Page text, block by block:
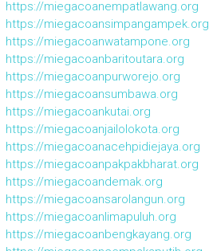
https://miegacoanempatlawang.org
https://miegacoansimpangampek.org
https://miegacoanwatampone.org
https://miegacoanbaritoutara.org
https://miegacoanpurworejo.org
https://miegacoansumbawa.org
https://miegacoankutai.org
https://miegacoanjailolokota.org
https://miegacoanacehpidiejaya.org
https://miegacoanpakpakbharat.org
https://miegacoandemak.org
https://miegacoansarolangun.org
https://miegacoanlimapuluh.org
https://miegacoanbengkayang.org